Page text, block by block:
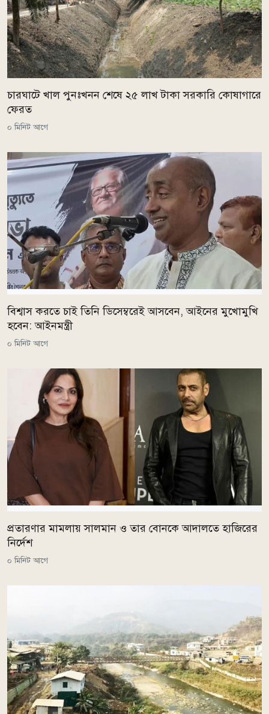
চারঘাটে খাল পুনঃখনন শেষে ২৫ লাখ টাকা সরকারি কোষাগারে
ফেরত
০ মিনিট আগে
বিশ্বাস করতে চাই তিনি ডিসেম্বরেই আসবেন, আইনের মুখোমুখি
হবেন: আইনমন্ত্রী
০ মিনিট আগে
প্রতারণার মামলায় সালমান ও তার বোনকে আদালতে হাজিরের
নির্দেশ
০ মিনিট আগে